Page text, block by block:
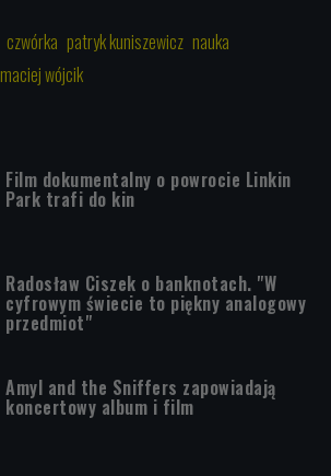
czwórka patryk kuniszewicz nauka
maciej wójcik
Film dokumentalny o powrocie Linkin
Park trafi do kin
Radosław Ciszek o banknotach. "W
cyfrowym świecie to piękny analogowy
przedmiot"
Amyl and the Sniffers zapowiadają
koncertowy album i film